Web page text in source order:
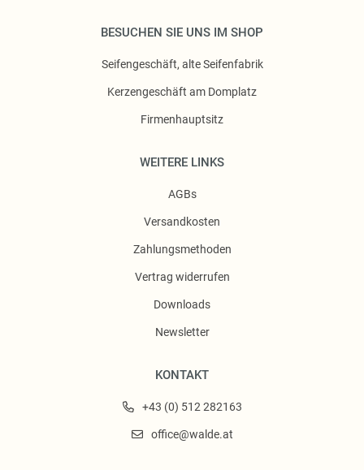
BESUCHEN SIE UNS IM SHOP
Seifengeschäft, alte Seifenfabrik
Kerzengeschäft am Domplatz
Firmenhauptsitz
WEITERE LINKS
AGBs
Versandkosten
Zahlungsmethoden
Vertrag widerrufen
Downloads
Newsletter
KONTAKT
+43 (0) 512 282163
office@walde.at